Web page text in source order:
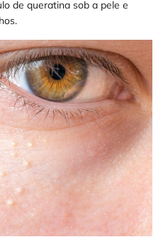
de queratina sob a pele e